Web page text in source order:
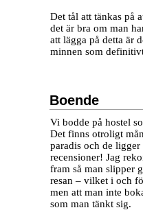
Det tål att tänkas på
det är bra om man
att lägga på detta är
minnen som
Boende
Vi bodde på hostel
Det finns otroligt
paradis och de
recensioner! Jag
fram så man slipper
resan – vilket i och
men att man inte
som man tänkt sig.